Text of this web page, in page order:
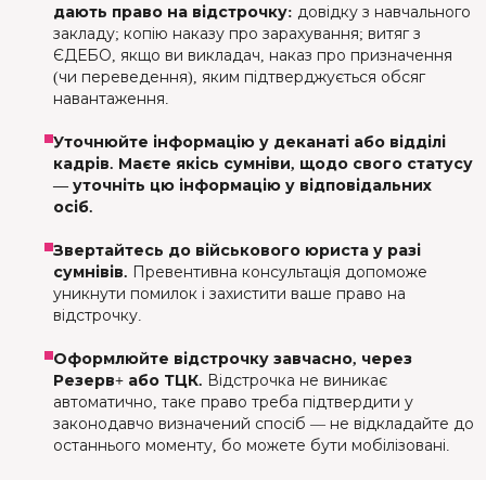
дають право на відстрочку: довідку з навчального
закладу; копію наказу про зарахування; витяг з
ЄДЕБО, якщо ви викладач, наказ про призначення
(чи переведення), яким підтверджується обсяг
навантаження.
Уточнюйте інформацію у деканаті або відділі
кадрів. Маєте якісь сумніви, щодо свого статусу
— уточніть цю інформацію у відповідальних
осіб.
Звертайтесь до військового юриста у разі
сумнівів.
Превентивна консультація допоможе
уникнути помилок і захистити ваше право на
відстрочку.
Оформлюйте відстрочку завчасно, через
Резерв+ або ТЦК. Відстрочка не виникає
автоматично, таке право треба підтвердити у
законодавчо визначений спосіб — не відкладайте до
останнього моменту, бо можете бути мобілізовані.